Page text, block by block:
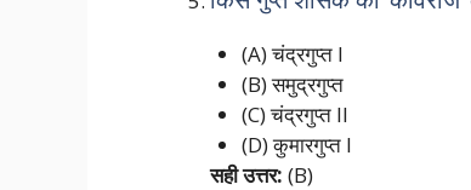
(A) चंद्रगुप्त I
(B) समुद्रगुप्त
(C) चंद्रगुप्त II
(D) कुमारगुप्त I
सही उत्तर: (B)